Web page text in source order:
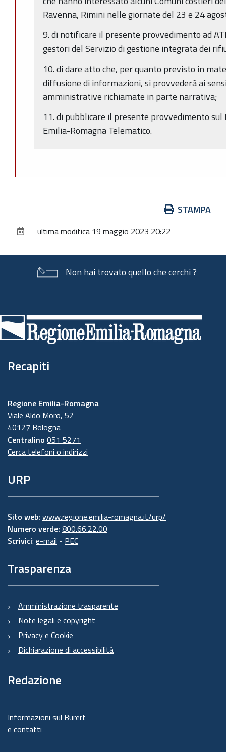
Ravenna, Rimini nelle giornate del 23 e 24
9. di notificare il presente provvedimento ad
gestori del Servizio di gestione integrata dei
10. di dare atto che, per quanto previsto in
diffusione di informazioni, si provvederà ai
amministrative richiamate in parte narrativa;
11. di pubblicare il presente provvedimento
Emilia-Romagna Telematico.
documento
STAMPA
ultima modifica 19 maggio 2023 20:22
Non hai trovato quello che cerchi ?
di
pagina
Recapiti
Regione Emilia-Romagna
Viale Aldo Moro, 52
40127 Bologna
Centralino 051 5271
Cerca telefoni o indirizzi
URP
Sito web: www.regione.emilia-romagna.it/urp/
Numero verde: 800.66.22.00
Scrivici: e-mail - PEC
Trasparenza
Amministrazione trasparente
Note legali e copyright
Privacy e Cookie
Dichiarazione di accessibilità
Redazione
Informazioni sul Burert
e contatti